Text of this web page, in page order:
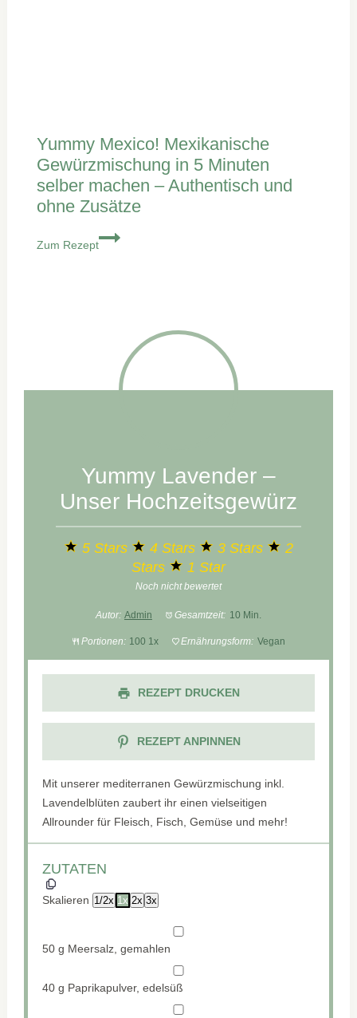
Yummy Mexico! Mexikanische
Gewürzmischung in 5 Minuten
selber machen – Authentisch und
ohne Zusätze
Zum Rezept
Yummy
Minuten
selber
machen
Zusätze
Yummy Lavender –
Unser Hochzeitsgewürz
5 Stars 4 Stars 3 Stars
2
Stars
1 Star
Noch nicht bewertet
Autor: Admin Gesamtzeit: 10 Min.
Portionen: 100 1x Ernährungsform: Vegan
REZEPT DRUCKEN
REZEPT ANPINNEN
Mit unserer mediterranen Gewürzmischung inkl.
Lavendelblüten zaubert ihr einen vielseitigen
Allrounder für Fleisch, Fisch, Gemüse und mehr!
ZUTATEN
Skalieren 1/2x 1x 2x 3x
50 g Meersalz, gemahlen
40 g Paprikapulver, edelsüß